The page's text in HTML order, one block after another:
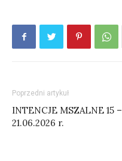
Poprzedni artykuł
INTENCJE MSZALNE 15 –
21.06.2026 r.